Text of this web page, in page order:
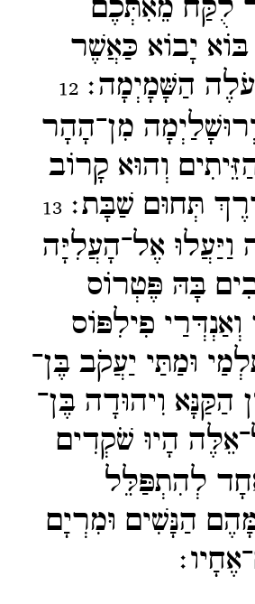
לֻקַּח מֵאִתְּכֶם
יָבוֹא כַּאֲשֶׁר
הַשָּׁמָיְמָה׃12
יְרוּשָׁלַיְמָה מִן־​הָהָר
וְהוּא קָרוֹב
תְּחוּם שַׁבָּת׃13
וַיַּעֲלוּ אֶל־​הָעֲלִיָּה
בָּהּ פֶּטְרוֹס
וְאַנְדְּרַי פִילִפּוֹס
וּמַתַּי יַעֲקֹב בֶּן־​
הַקַּנָּא וִיהוּדָה בֶּן־​
הָיוּ שֹׁקְדִים
לְהִתְפַּלֵּל
הַנָּשִׁים וּמִרְיָם